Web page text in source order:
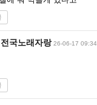
전국노래자랑 26-06-17 09:34